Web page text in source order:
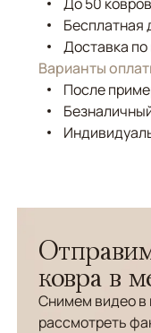
Бесплатная
Доставка
Варианты
После
ковра в
Снимем видео в
рассмотреть